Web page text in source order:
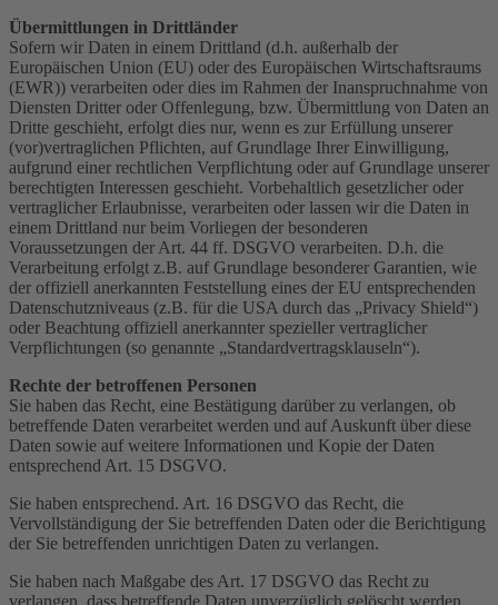
Übermittlungen in Drittländer
Sofern wir Daten in einem Drittland (d.h. außerhalb der
Europäischen Union (EU) oder des Europäischen Wirtschaftsraums
(EWR)) verarbeiten oder dies im Rahmen der Inanspruchnahme von
Diensten Dritter oder Offenlegung, bzw. Übermittlung von Daten an
Dritte geschieht, erfolgt dies nur, wenn es zur Erfüllung unserer
(vor)vertraglichen Pflichten, auf Grundlage Ihrer Einwilligung,
aufgrund einer rechtlichen Verpflichtung oder auf Grundlage unserer
berechtigten Interessen geschieht. Vorbehaltlich gesetzlicher oder
vertraglicher Erlaubnisse, verarbeiten oder lassen wir die Daten in
einem Drittland nur beim Vorliegen der besonderen
Voraussetzungen der Art. 44 ff. DSGVO verarbeiten. D.h. die
Verarbeitung erfolgt z.B. auf Grundlage besonderer Garantien, wie
der offiziell anerkannten Feststellung eines der EU entsprechenden
Datenschutzniveaus (z.B. für die USA durch das „Privacy Shield“)
oder Beachtung offiziell anerkannter spezieller vertraglicher
Verpflichtungen (so genannte „Standardvertragsklauseln“).
Rechte der betroffenen Personen
Sie haben das Recht, eine Bestätigung darüber zu verlangen, ob
betreffende Daten verarbeitet werden und auf Auskunft über diese
Daten sowie auf weitere Informationen und Kopie der Daten
entsprechend Art. 15 DSGVO.
Sie haben entsprechend. Art. 16 DSGVO das Recht, die
Vervollständigung der Sie betreffenden Daten oder die Berichtigung
der Sie betreffenden unrichtigen Daten zu verlangen.
Sie haben nach Maßgabe des Art. 17 DSGVO das Recht zu
verlangen, dass betreffende Daten unverzüglich gelöscht werden,